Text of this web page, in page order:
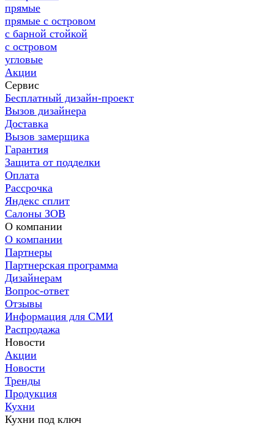
прямые
прямые с островом
с барной стойкой
с островом
угловые
Акции
Сервис
Бесплатный дизайн-проект
Вызов дизайнера
Доставка
Вызов замерщика
Гарантия
Защита от подделки
Оплата
Рассрочка
Яндекс сплит
Салоны ЗОВ
О компании
О компании
Партнеры
Партнерская программа
Дизайнерам
Вопрос-ответ
Отзывы
Информация для СМИ
Распродажа
Новости
Акции
Новости
Тренды
Продукция
Кухни
Кухни под ключ